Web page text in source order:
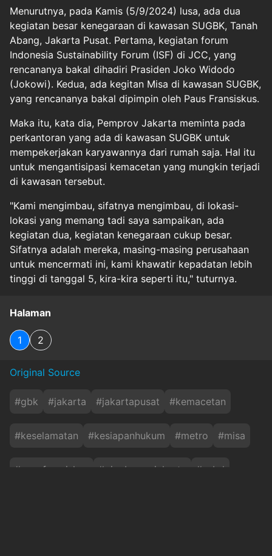
Menurutnya, pada Kamis (5/9/2024) lusa, ada dua
kegiatan besar kenegaraan di kawasan SUGBK, Tanah
Abang, Jakarta Pusat. Pertama, kegiatan forum
Indonesia Sustainability Forum (ISF) di JCC, yang
rencananya bakal dihadiri Prasiden Joko Widodo
(Jokowi). Kedua, ada kegitan Misa di kawasan SUGBK,
yang rencananya bakal dipimpin oleh Paus Fransiskus.
Maka itu, kata dia, Pemprov Jakarta meminta pada
perkantoran yang ada di kawasan SUGBK untuk
mempekerjakan karyawannya dari rumah saja. Hal itu
untuk mengantisipasi kemacetan yang mungkin terjadi
di kawasan tersebut.
"Kami mengimbau, sifatnya mengimbau, di lokasi-
lokasi yang memang tadi saya sampaikan, ada
kegiatan dua, kegiatan kenegaraan cukup besar.
Sifatnya adalah mereka, masing-masing perusahaan
untuk mencermati ini, kami khawatir kepadatan lebih
tinggi di tanggal 5, kira-kira seperti itu," tuturnya.
Halaman
1 2
Original Source
#gbk #jakarta #jakartapusat #kemacetan
#keselamatan #kesiapanhukum #metro #misa
# pausfransiskus # pjgubernurjakarta # scbd